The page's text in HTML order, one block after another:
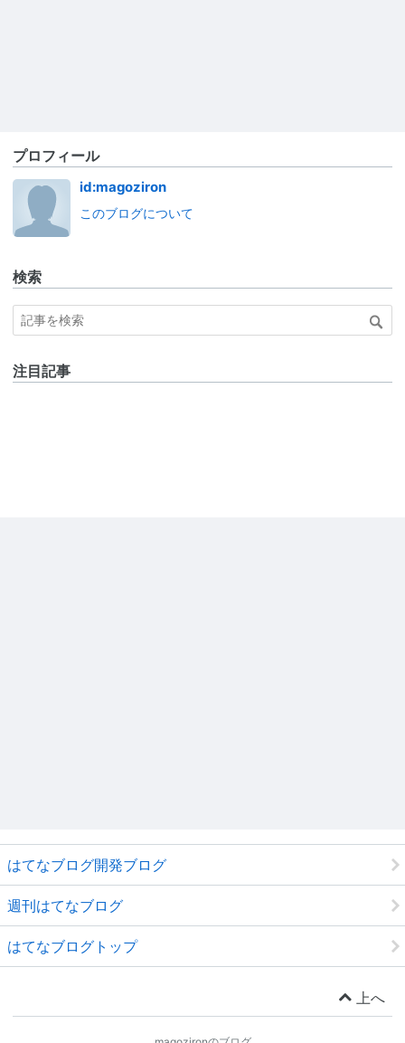
プロフィール
id:magoziron
このブログについて
検索
注目記事
はてなブログ開発ブログ
週刊はてなブログ
はてなブログトップ
上へ